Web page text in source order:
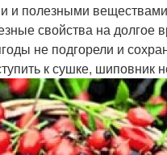
и полезными
свойства на долгое
не подгорели и
к сушке, шиповник